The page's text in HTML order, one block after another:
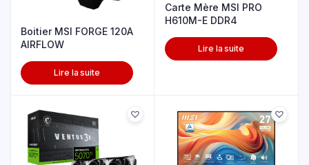
Boitier MSI FORGE 120A
AIRFLOW
Lire la suite
Carte Mère MSI PRO
H610M-E DDR4
Lire la suite